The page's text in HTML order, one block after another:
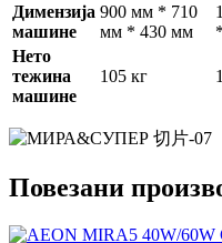
Димензија
машине
900 мм * 710
мм * 430 мм
Нето
тежина
машине
105 кг
Повезани